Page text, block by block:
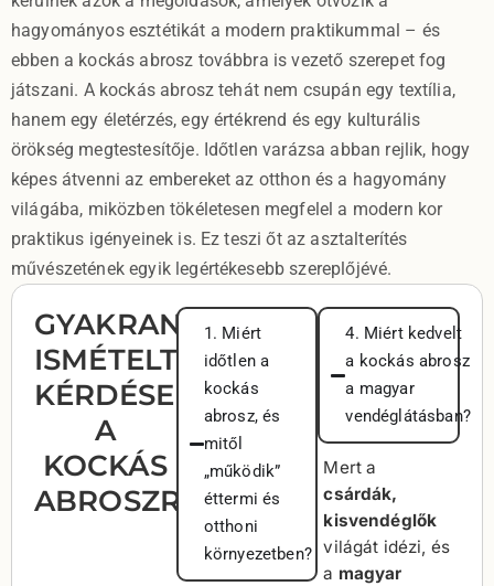
hagyományos esztétikát a modern praktikummal – és
ebben a kockás abrosz továbbra is vezető szerepet fog
játszani. A kockás abrosz tehát nem csupán egy textília,
hanem egy életérzés, egy értékrend és egy kulturális
örökség megtestesítője. Időtlen varázsa abban rejlik, hogy
képes átvenni az embereket az otthon és a hagyomány
világába, miközben tökéletesen megfelel a modern kor
praktikus igényeinek is. Ez teszi őt az asztalterítés
művészetének egyik legértékesebb szereplőjévé.
GYAKRAN
ISMÉTELT
KÉRDÉSEK
A
KOCKÁS
ABROSZRÓL
1. Miért
időtlen a
kockás
abrosz, és
mitől
„működik”
éttermi és
otthoni
környezetben?
4. Miért kedvelt
a kockás abrosz
a magyar
vendéglátásban?
Mert a
csárdák,
kisvendéglők
világát idézi, és
a magyar